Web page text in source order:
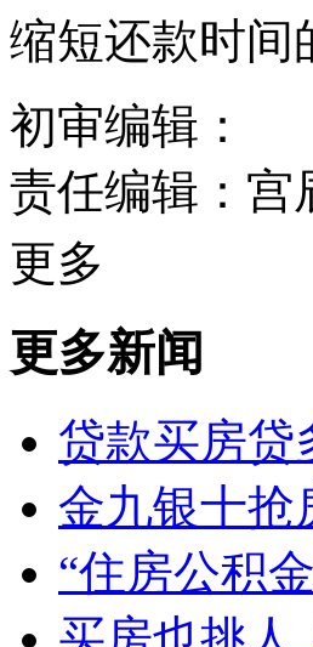
缩短还款时间
初审编辑：
责任编辑：宫
更多
更多新闻
贷款买房贷
金九银十抢
“住房公积